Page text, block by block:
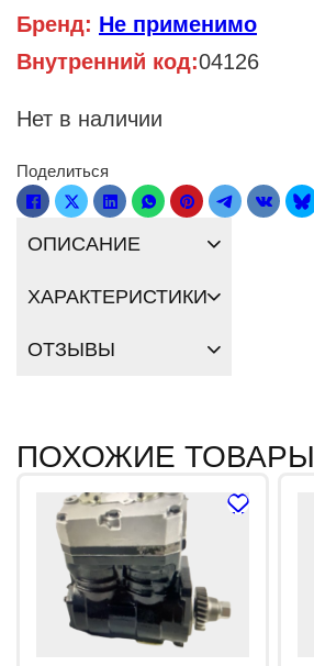
Бренд: Не применимо
Внутренний код:04126
Нет в наличии
Поделиться
ОПИСАНИЕ
ХАРАКТЕРИСТИКИ
ОТЗЫВЫ
ПОХОЖИЕ ТОВАРЫ